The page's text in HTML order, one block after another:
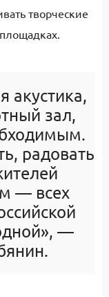
творческие
акустика,
зал,
радовать
— всех
—